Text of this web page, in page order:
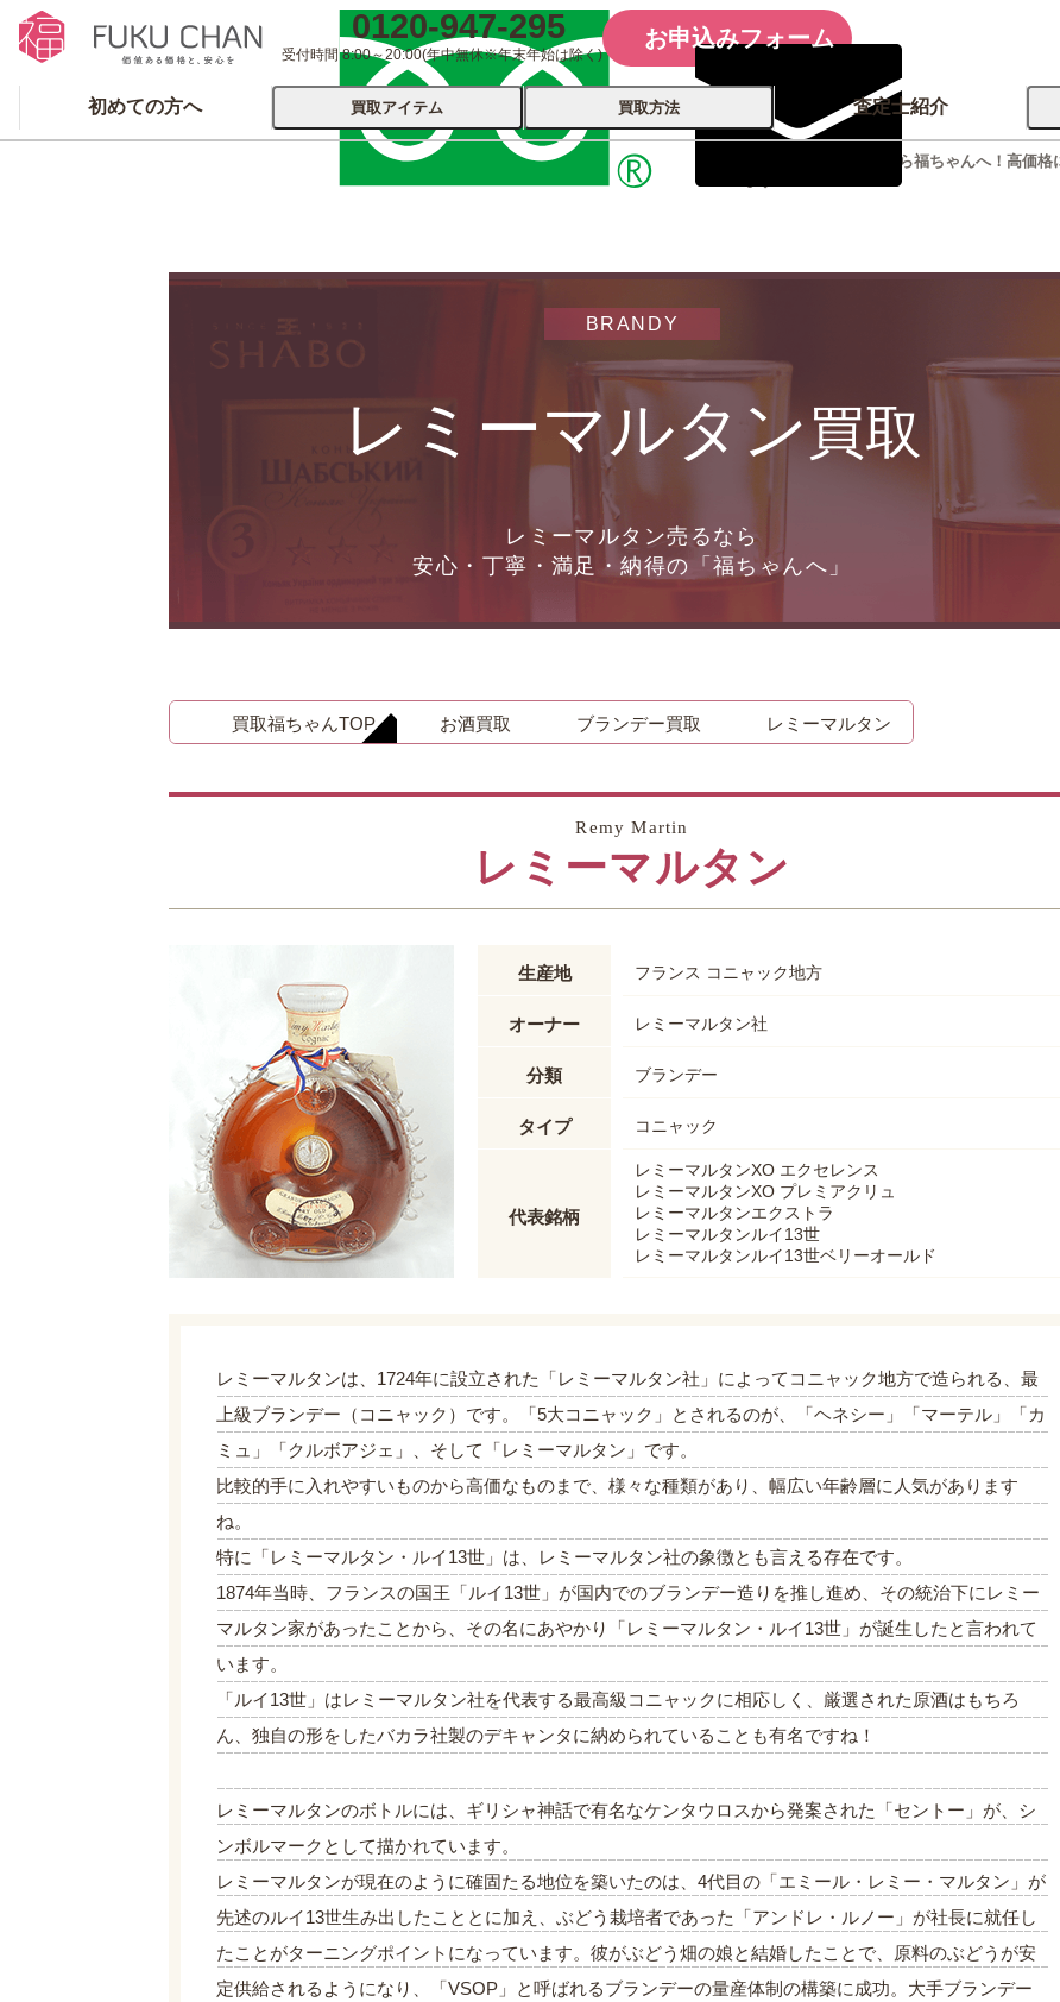
レミーマルタン買取なら福ちゃんへ！高価
0120-947-295
受付時間 8:00～20:00(年中無休※年末年始は除く)
お申込みフォーム
初めての方へ 買取アイテム
古銭 ⁄
記念硬貨
骨董品 お酒
金 ⁄
時計 毛皮 宝石 金券
買取方法 査定士紹介
BRANDY
レミーマルタン買取
レミーマルタン売るなら
安心・丁寧・満足・納得の「福ちゃんへ」
買取福ちゃんTOP お酒買取 ブランデー買取 レミーマルタン
Remy Martin
レミーマルタン
生産地 フランス コニャック地方
オーナー レミーマルタン社
分類 ブランデー
タイプ コニャック
代表銘柄
レミーマルタンXO エクセレンス
レミーマルタンXO プレミアクリュ
レミーマルタンエクストラ
レミーマルタンルイ13世
レミーマルタンルイ13世ベリーオールド
レミーマルタンは、1724年に設立された「レミーマルタン社」によってコニャック地方で造られる、最
上級ブランデー（コニャック）です。「5大コニャック」とされるのが、「ヘネシー」「マーテル」「カ
ミュ」「クルボアジェ」、そして「レミーマルタン」です。
比較的手に入れやすいものから高価なものまで、様々な種類があり、幅広い年齢層に人気があります
ね。
特に「レミーマルタン・ルイ13世」は、レミーマルタン社の象徴とも言える存在です。
1874年当時、フランスの国王「ルイ13世」が国内でのブランデー造りを推し進め、その統治下にレミー
マルタン家があったことから、その名にあやかり「レミーマルタン・ルイ13世」が誕生したと言われて
います。
「ルイ13世」はレミーマルタン社を代表する最高級コニャックに相応しく、厳選された原酒はもちろ
ん、独自の形をしたバカラ社製のデキャンタに納められていることも有名ですね！
レミーマルタンのボトルには、ギリシャ神話で有名なケンタウロスから発案された「セントー」が、シ
ンボルマークとして描かれています。
レミーマルタンが現在のように確固たる地位を築いたのは、4代目の「エミール・レミー・マルタン」が
先述のルイ13世生み出したこととに加え、ぶどう栽培者であった「アンドレ・ルノー」が社長に就任し
たことがターニングポイントになっています。彼がぶどう畑の娘と結婚したことで、原料のぶどうが安
定供給されるようになり、「VSOP」と呼ばれるブランデーの量産体制の構築に成功。大手ブランデー